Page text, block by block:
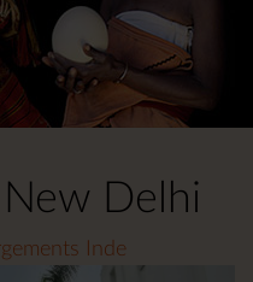
New Delhi
Inde